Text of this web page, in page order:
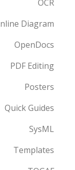
OCR
Online Diagram
OpenDocs
PDF Editing
Posters
Quick Guides
SysML
Templates